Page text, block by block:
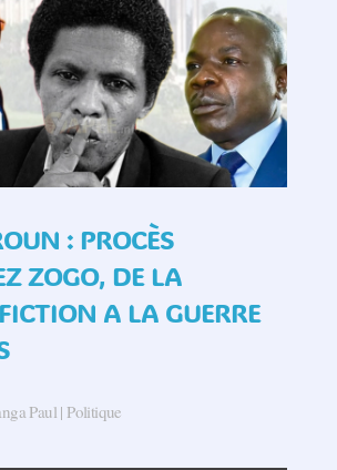
: PROCÈS
ZOGO, DE LA
A LA GUERRE
Paul | Politique